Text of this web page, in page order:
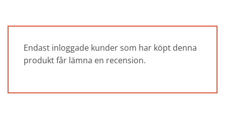
Endast inloggade kunder som har köpt denna
produkt får lämna en recension.